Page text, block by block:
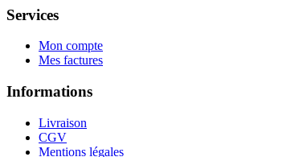
Services
Mon compte
Mes factures
Informations
Livraison
CGV
Mentions légales